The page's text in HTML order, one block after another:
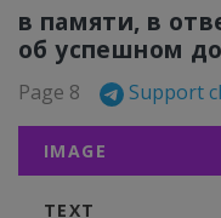
в памяти, в
об успешном
Page 8 Support
IMAGE
TEXT